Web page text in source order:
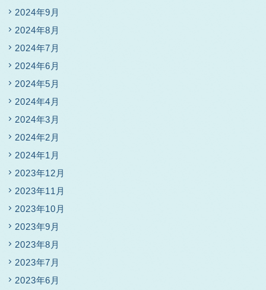
2024年9月
2024年8月
2024年7月
2024年6月
2024年5月
2024年4月
2024年3月
2024年2月
2024年1月
2023年12月
2023年11月
2023年10月
2023年9月
2023年8月
2023年7月
2023年6月